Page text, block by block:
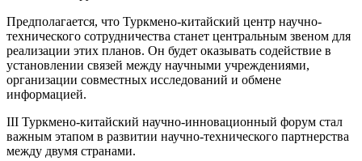
Предполагается, что Туркмено-китайский центр научно-
технического сотрудничества станет центральным звеном для
реализации этих планов. Он будет оказывать содействие в
установлении связей между научными учреждениями,
организации совместных исследований и обмене
информацией.
III Туркмено-китайский научно-инновационный форум стал
важным этапом в развитии научно-технического партнерства
между двумя странами.